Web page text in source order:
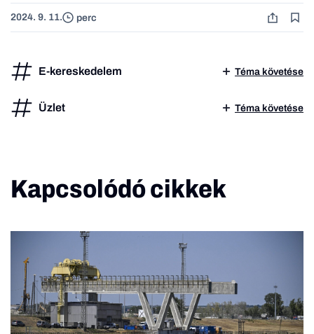
2024. 9. 11. perc
E-kereskedelem Téma követése
Üzlet Téma követése
Kapcsolódó cikkek